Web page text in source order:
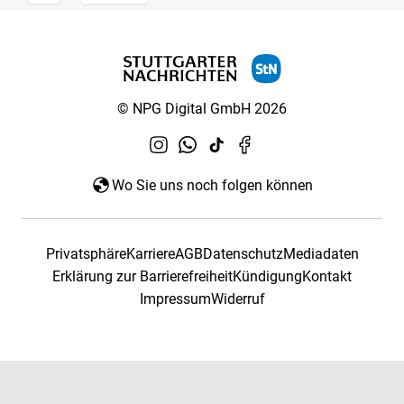
© NPG Digital GmbH 2026
Wo Sie uns noch folgen können
PrivatsphäreKarriereAGBDatenschutzMediadaten
Erklärung zur BarrierefreiheitKündigungKontakt
ImpressumWiderruf